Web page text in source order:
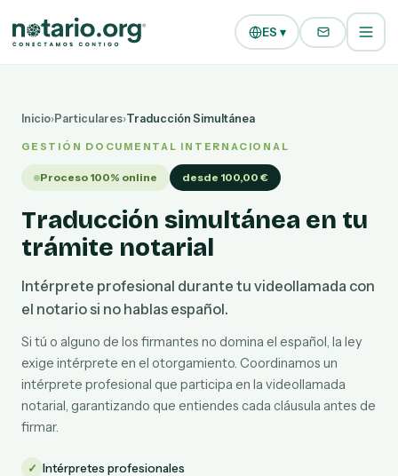
ES ▾
Inicio›Particulares›Traducción Simultánea
GESTIÓN DOCUMENTAL INTERNACIONAL
Proceso 100% online desde 100,00 €
Traducción simultánea en tu
trámite notarial
Intérprete profesional durante tu videollamada con
el notario si no hablas español.
Si tú o alguno de los firmantes no domina el español, la ley
exige intérprete en el otorgamiento. Coordinamos un
intérprete profesional que participa en la videollamada
notarial, garantizando que entiendes cada cláusula antes de
firmar.
✓ Intérpretes profesionales